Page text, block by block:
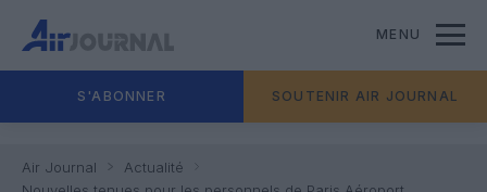
MENU
S'ABONNER SOUTENIR AIR JOURNAL
Air Journal
Actualité